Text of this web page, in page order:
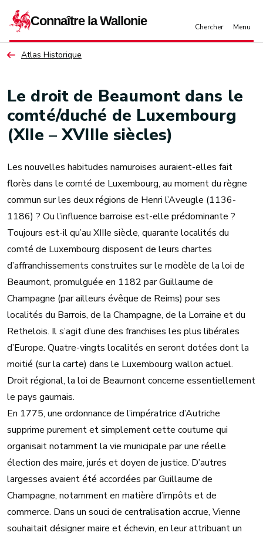
Atlas Historique
Le droit de Beaumont dans le
comté/duché de Luxembourg
(XIIe – XVIIIe siècles)
Les nouvelles habitudes namuroises auraient-elles fait
florès dans le comté de Luxembourg, au moment du règne
commun sur les deux régions de Henri l’Aveugle (1136-
1186) ? Ou l’influence barroise est-elle prédominante ?
Toujours est-il qu’au XIIIe siècle, quarante localités du
comté de Luxembourg disposent de leurs chartes
d’affranchissements construites sur le modèle de la loi de
Beaumont, promulguée en 1182 par Guillaume de
Champagne (par ailleurs évêque de Reims) pour ses
localités du Barrois, de la Champagne, de la Lorraine et du
Rethelois. Il s’agit d’une des franchises les plus libérales
d’Europe. Quatre-vingts localités en seront dotées dont la
moitié (sur la carte) dans le Luxembourg wallon actuel.
Droit régional, la loi de Beaumont concerne essentiellement
le pays gaumais.
En 1775, une ordonnance de l’impératrice d’Autriche
supprime purement et simplement cette coutume qui
organisait notamment la vie municipale par une réelle
élection des maire, jurés et doyen de justice. D’autres
largesses avaient été accordées par Guillaume de
Champagne, notamment en matière d’impôts et de
commerce. Dans un souci de centralisation accrue, Vienne
souhaitait désigner maire et échevin, en leur attribuant un